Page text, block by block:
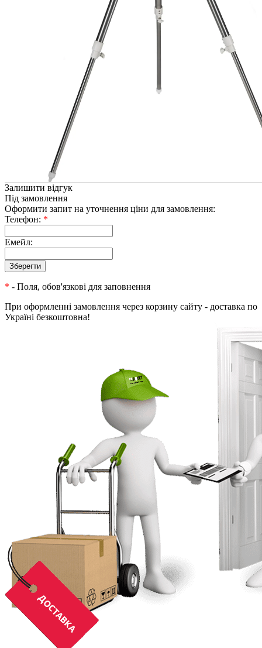
Залишити відгук
Під замовлення
Оформити запит на уточнення ціни для замовлення:
Телефон: *
Емейл:
* - Поля, обов'язкові для заповнення
При оформленні замовлення через корзину сайту - доставка по
Україні безкоштовна!